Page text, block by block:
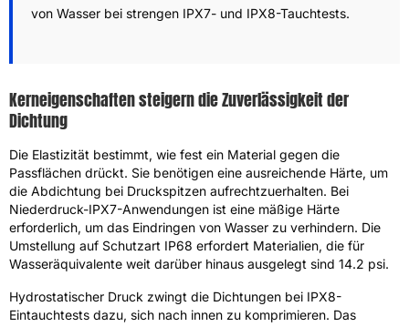
von Wasser bei strengen IPX7- und IPX8-Tauchtests.
Kerneigenschaften steigern die Zuverlässigkeit der
Dichtung
Die Elastizität bestimmt, wie fest ein Material gegen die
Passflächen drückt. Sie benötigen eine ausreichende Härte, um
die Abdichtung bei Druckspitzen aufrechtzuerhalten. Bei
Niederdruck-IPX7-Anwendungen ist eine mäßige Härte
erforderlich, um das Eindringen von Wasser zu verhindern. Die
Umstellung auf Schutzart IP68 erfordert Materialien, die für
Wasseräquivalente weit darüber hinaus ausgelegt sind 14.2 psi.
Hydrostatischer Druck zwingt die Dichtungen bei IPX8-
Eintauchtests dazu, sich nach innen zu komprimieren. Das